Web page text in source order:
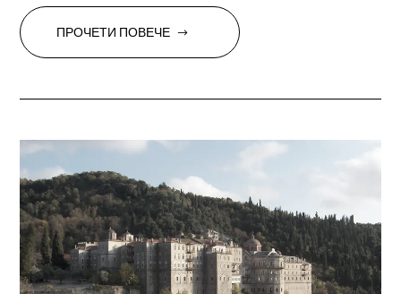
ПРОЧЕТИ ПОВЕЧЕ